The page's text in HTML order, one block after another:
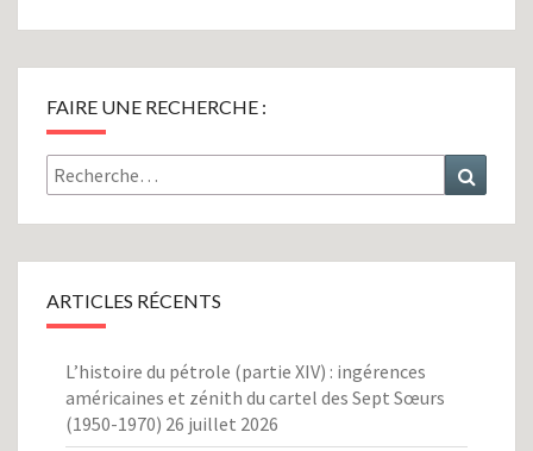
FAIRE UNE RECHERCHE :
Rechercher :
ARTICLES RÉCENTS
L’histoire du pétrole (partie XIV) : ingérences
américaines et zénith du cartel des Sept Sœurs
(1950-1970) 26 juillet 2026